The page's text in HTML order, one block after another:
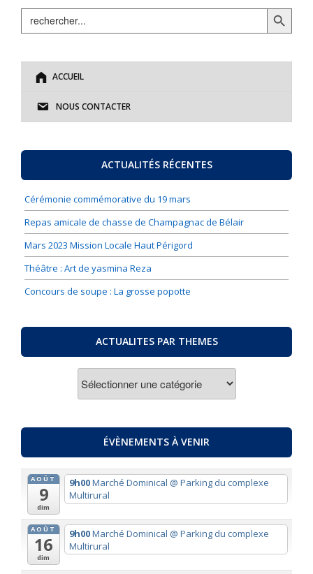
Search Search Button
ACCUEIL
NOUS CONTACTER
ACTUALITÉS RÉCENTES
Cérémonie commémorative du 19 mars
Repas amicale de chasse de Champagnac de Bélair
Mars 2023 Mission Locale Haut Périgord
Théâtre : Art de yasmina Reza
Concours de soupe : La grosse popotte
ACTUALITES PAR THEMES
ÉVÈNEMENTS À VENIR
AOÛT
9
dim
9h00Marché Dominical @ Parking du complexe
Multirural
AOÛT
16
dim
9h00Marché Dominical @ Parking du complexe
Multirural